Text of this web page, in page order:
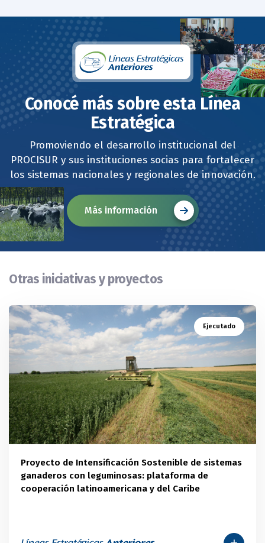
Conocé más sobre esta Línea
Estratégica
Promoviendo el desarrollo institucional del
PROCISUR y sus instituciones socias para fortalecer
los sistemas nacionales y regionales de innovación.
Más información
Otras iniciativas y proyectos
Ejecutado
Proyecto de Intensificación Sostenible de sistemas
ganaderos con leguminosas: plataforma de
cooperación latinoamericana y del Caribe